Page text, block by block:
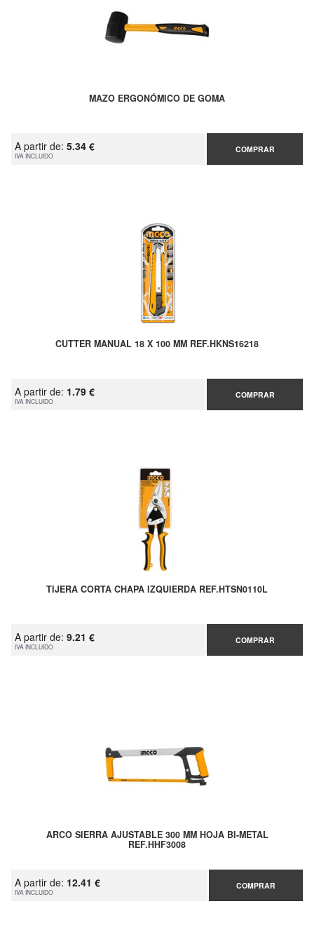
MAZO ERGONÓMICO DE GOMA
A partir de: 5.34 €
IVA INCLUIDO
COMPRAR
CUTTER MANUAL 18 X 100 MM REF.HKNS16218
A partir de: 1.79 €
IVA INCLUIDO
COMPRAR
TIJERA CORTA CHAPA IZQUIERDA REF.HTSN0110L
A partir de: 9.21 €
IVA INCLUIDO
COMPRAR
ARCO SIERRA AJUSTABLE 300 MM HOJA BI-METAL
REF.HHF3008
A partir de: 12.41 €
IVA INCLUIDO
COMPRAR